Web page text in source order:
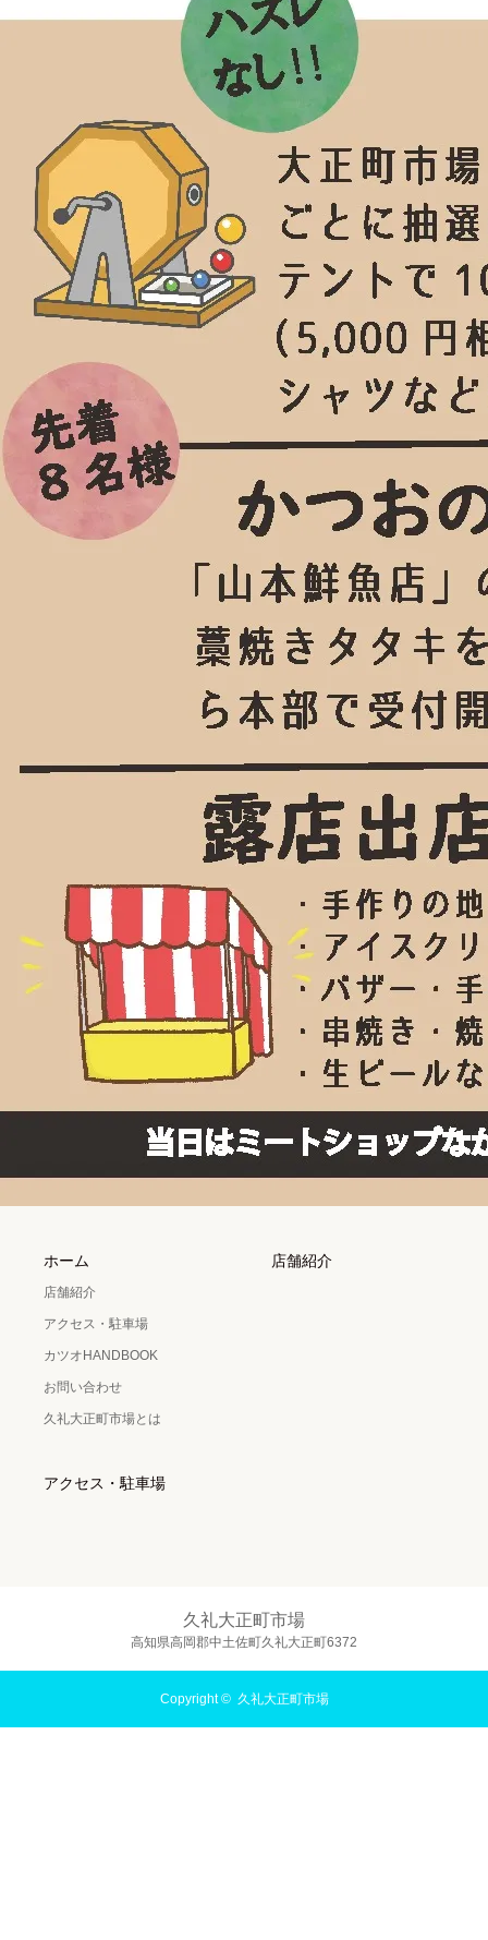
ホーム
店舗紹介
アクセス・駐車場
カツオHANDBOOK
お問い合わせ
久礼大正町市場とは
店舗紹介
アクセス・駐車場
久礼大正町市場
高知県高岡郡中土佐町久礼大正町6372
Copyright © 久礼大正町市場